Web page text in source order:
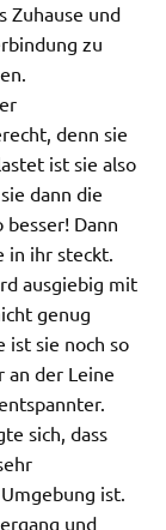
Zuhause und
zu
denn sie
ist sie also
dann die
Dann
in ihr steckt.
ausgiebig mit
genug
ist sie noch so
an der Leine
sich, dass
ist.
und